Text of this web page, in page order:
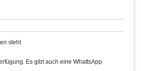
steht
Es gibt auch eine WhattsApp